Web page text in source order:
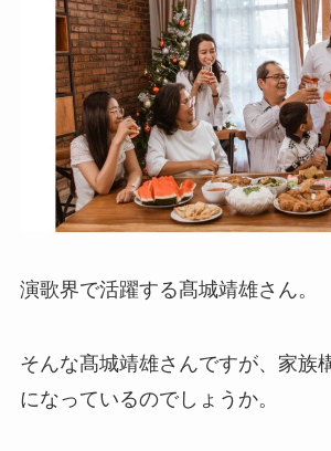
演歌界で活躍する髙城靖雄さん。
そんな髙城靖雄さんですが、家族
になっているのでしょうか。